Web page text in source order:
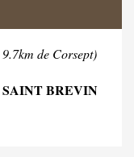
de Corsept)
BREVIN